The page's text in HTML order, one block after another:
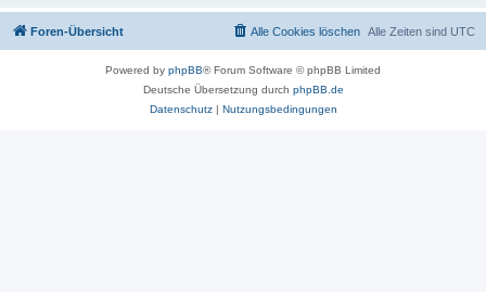
Foren-Übersicht Alle Zeiten sind UTC
Alle Cookies löschen
Powered by phpBB® Forum Software © phpBB Limited
Deutsche Übersetzung durch phpBB.de
Datenschutz| Nutzungsbedingungen